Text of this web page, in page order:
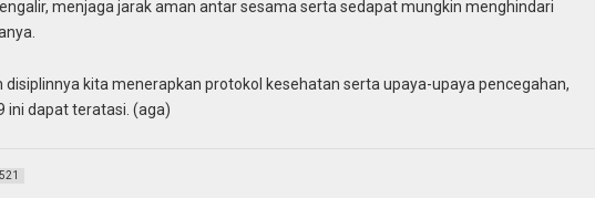
menjaga jarak aman antar sesama serta sedapat mungkin menghindari
disiplinnya kita menerapkan protokol kesehatan serta upaya-upaya pencegahan,
ini dapat teratasi. (aga)